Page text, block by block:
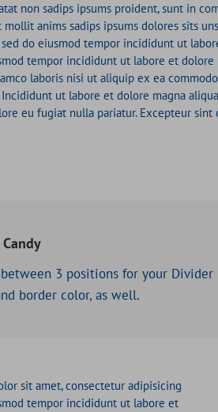
non sadips ipsums proident, sunt in
anims sadips ipsums dolores sits
do eiusmod tempor incididunt ut
tempor incididunt ut labore et
laboris nisi ut aliquip ex ea
ut labore et dolore magna
eu fugiat nulla pariatur. Excepteur
between 3 positions for your
border color, as well.
sit amet, consectetur adipisicing
tempor incididunt ut labore et